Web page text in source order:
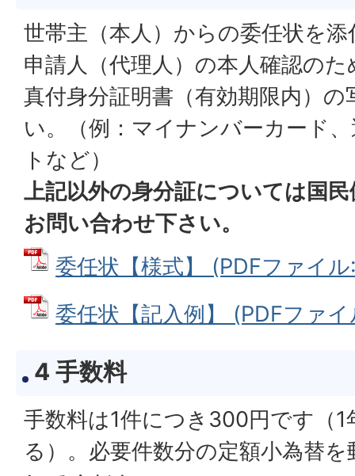
世帯主（本人）からの委任状を
申請人（代理人）の本人確認の
真付身分証明書（有効期限内）
い。（例：マイナンバーカード
トなど）
上記以外の身分証については国
お問い合わせ下さい。
委任状【様式】 (PDFファイ
委任状【記入例】 (PDFファ
4 手数料
手数料は1件につき300円です（1
る）。必要件数分の定額小為替